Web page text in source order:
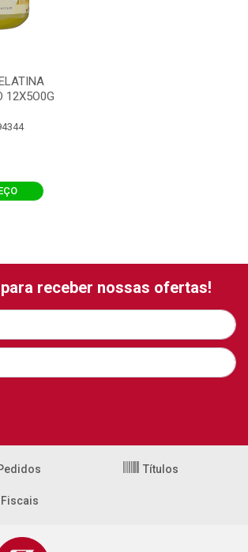
12X5O0G
receber nossas ofertas!
Títulos